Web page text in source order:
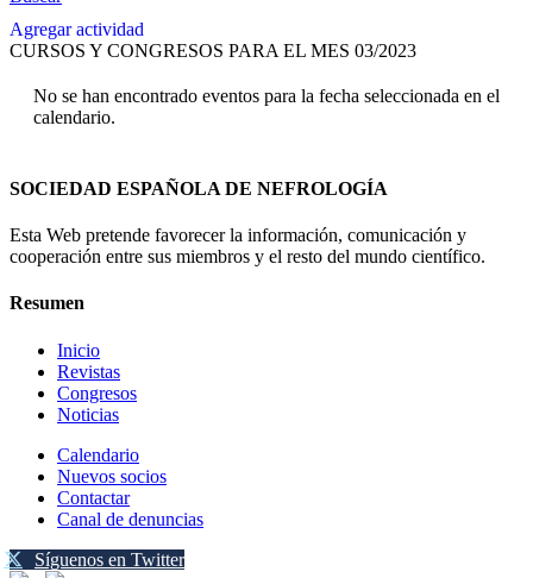
Agregar actividad
CURSOS Y CONGRESOS PARA EL MES 03/2023
No se han encontrado eventos para la fecha seleccionada en el
calendario.
SOCIEDAD ESPAÑOLA DE NEFROLOGÍA
Esta Web pretende favorecer la información, comunicación y
cooperación entre sus miembros y el resto del mundo científico.
Resumen
Inicio
Revistas
Congresos
Noticias
Calendario
Nuevos socios
Contactar
Canal de denuncias
Síguenos en Twitter